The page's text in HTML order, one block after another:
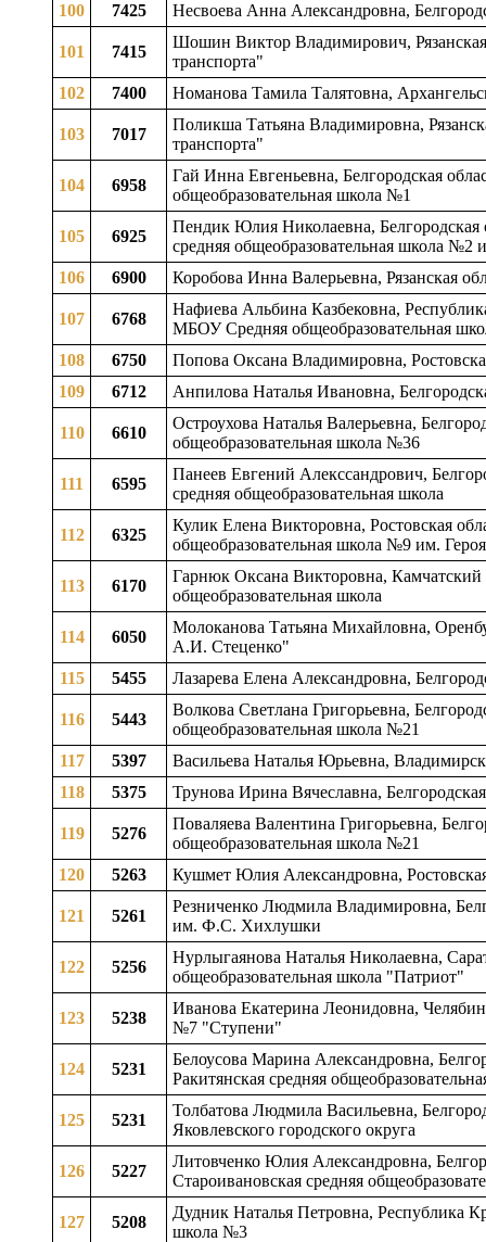
100
7425 Несвоева Анна Александровна,
101 7415
Шошин Виктор Владимирович,
транспорта"
102
7400 Номанова Тамила Талятовна,
103 7017
Поликша Татьяна Владимировна,
транспорта"
104 6958
Гай Инна Евгеньевна, Белгородская
общеобразовательная школа №1
105 6925
Пендик Юлия Николаевна, Белгородская
средняя общеобразовательная школа
106
6900 Коробова Инна Валерьевна, Рязанская
107 6768
Нафиева Альбина Казбековна,
МБОУ Средняя общеобразовательная
108
6750
Попова Оксана Владимировна,
109
6712 Анпилова Наталья Ивановна,
110 6610
Остроухова Наталья Валерьевна,
общеобразовательная школа №36
111 6595
Панеев Евгений Алекссандрович,
средняя общеобразовательная школа
112 6325
Кулик Елена Викторовна, Ростовская
общеобразовательная школа №9 им.
113 6170
Гарнюк Оксана Викторовна,
общеобразовательная школа
114 6050
Молоканова Татьяна Михайловна,
А.И. Стеценко"
115
5455 Лазарева Елена Александровна,
116 5443
Волкова Светлана Григорьевна,
общеобразовательная школа №21
117
5397
Васильева Наталья Юрьевна,
118
5375 Трунова Ирина Вячеславна,
119 5276
Поваляева Валентина Григорьевна,
общеобразовательная школа №21
120
5263 Кушмет Юлия Александровна,
121 5261
Резниченко Людмила Владимировна,
им. Ф.С. Хихлушки
122 5256
Нурлыгаянова Наталья Николаевна,
общеобразовательная школа "Патриот"
123 5238
Иванова Екатерина Леонидовна,
№7 "Ступени"
124 5231
Белоусова Марина Александровна,
Ракитянская средняя
125 5231
Толбатова Людмила Васильевна,
Яковлевского городского округа
126 5227
Литовченко Юлия Александровна,
Староивановская средняя
127 5208
Дудник Наталья Петровна, Республика
школа №3